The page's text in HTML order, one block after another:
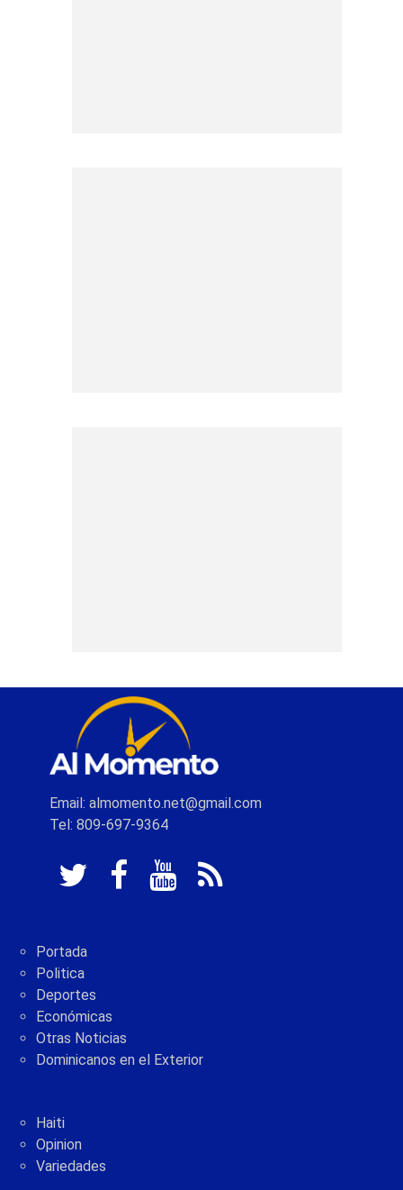
Email: almomento.net@gmail.com
Tel: 809-697-9364
Portada
Politica
Deportes
Económicas
Otras Noticias
Dominicanos en el Exterior
Haiti
Opinion
Variedades